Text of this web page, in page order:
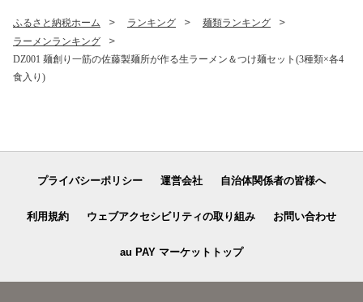
ふるさと納税ホーム ランキング
麺類ランキング
ラーメンランキング
DZ001 麺創り一筋の佐藤製麺所が作る生ラーメン＆つけ麺セット(3種類×各4
食入り)
プライバシーポリシー 運営会社 自治体関係者の皆様へ
利用規約 ウェブアクセシビリティの取り組み お問い合わせ
au PAY マーケットトップ